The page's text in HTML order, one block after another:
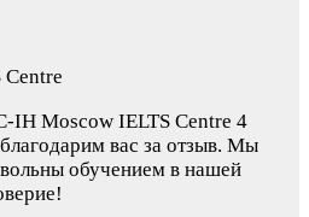
IH Moscow IELTS Centre 4
вас за отзыв. Мы
обучением в нашей